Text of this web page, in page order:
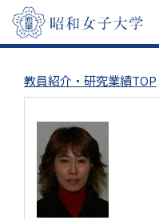
教員紹介・研究業績TOP